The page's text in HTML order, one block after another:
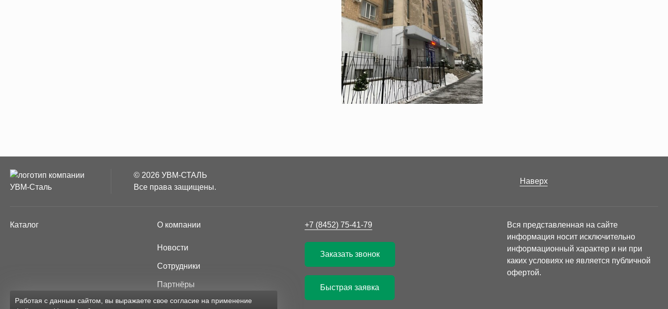
© 2026 УВМ-СТАЛЬ
Все права защищены.
Наверх
Каталог О компании
Новости
Сотрудники
Партнёры
Карта сайта
+7 (8452) 75-41-79
Заказать звонок
Быстрая заявка
Вся представленная на сайте
информация носит исключительно
информационный характер и ни при
каких условиях не является публичной
офертой.
Работая с данным сайтом, вы выражаете свое согласие на применение